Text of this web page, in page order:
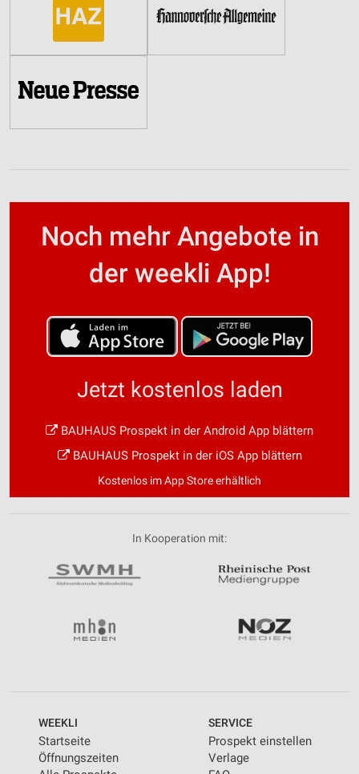
Noch mehr Angebote in
der weekli App!
Jetzt kostenlos laden
BAUHAUS Prospekt in der Android App blättern
BAUHAUS Prospekt in der iOS App blättern
Kostenlos im App Store erhältlich
In Kooperation mit:
WEEKLI
Startseite
Öffnungszeiten
SERVICE
Prospekt einstellen
Verlage